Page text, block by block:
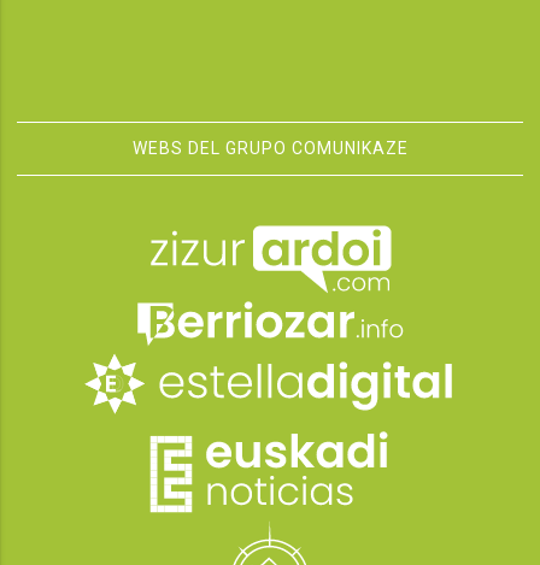
WEBS DEL GRUPO COMUNIKAZE